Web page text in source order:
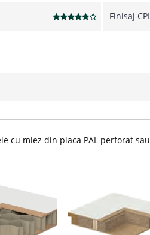
Finisaj
cu miez din placa PAL perforat